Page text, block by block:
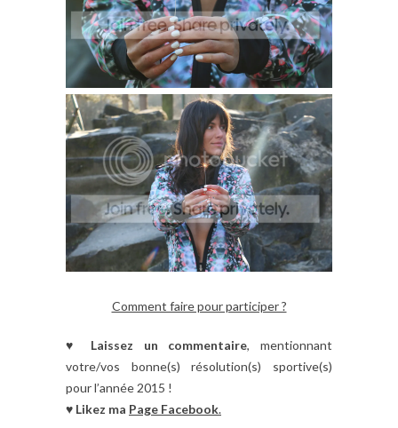
Comment faire pour participer ?
♥ Laissez un commentaire, mentionnant
votre/vos bonne(s) résolution(s) sportive(s)
pour l’année 2015 !
♥ Likez ma Page Facebook.